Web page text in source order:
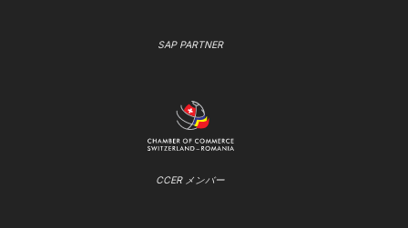
SAP PARTNER
CCER メンバー